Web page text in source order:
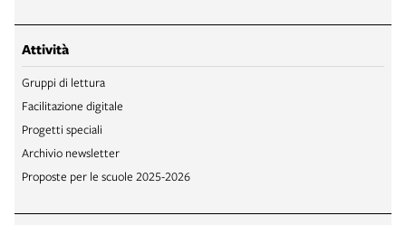
Attività
Gruppi di lettura
Facilitazione digitale
Progetti speciali
Archivio newsletter
Proposte per le scuole 2025-2026